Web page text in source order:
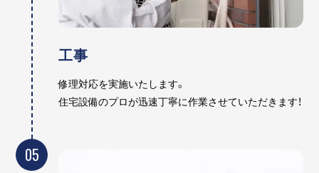
工事
修理対応を実施いたします。
住宅設備のプロが迅速丁寧に作業させていただきます！
05